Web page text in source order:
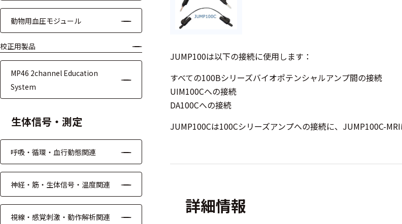
フィルタ
ソフトウ
機器
ゴニオメ
ータ
アイトラ
ッキング
プローブ
計測機器
動物用血圧モジュール
校正用製品
MP46 2channel Education
System
生体信号・測定
呼吸・循環・血行動態関連
神経・筋・生体信号・温度関連
視線・感覚刺激・動作解析関連
JUMP100は以下の接続に使用します：
すべての100Bシリーズバイオポテンシャルアンプ間の接続
UIM100Cへの接続
DA100Cへの接続
JUMP100Cは100Cシリーズアンプへの接続に、JUMP100C-
詳細情報